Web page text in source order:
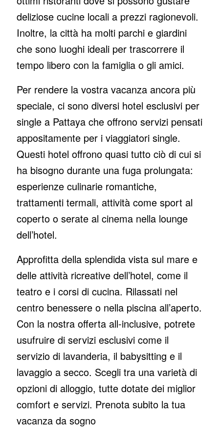
deliziose cucine locali a prezzi ragionevoli.
Inoltre, la città ha molti parchi e giardini
che sono luoghi ideali per trascorrere il
tempo libero con la famiglia o gli amici.
Per rendere la vostra vacanza ancora più
speciale, ci sono diversi hotel esclusivi per
single a Pattaya che offrono servizi pensati
appositamente per i viaggiatori single.
Questi hotel offrono quasi tutto ciò di cui si
ha bisogno durante una fuga prolungata:
esperienze culinarie romantiche,
trattamenti termali, attività come sport al
coperto o serate al cinema nella lounge
dell’hotel.
Approfitta della splendida vista sul mare e
delle attività ricreative dell’hotel, come il
teatro e i corsi di cucina. Rilassati nel
centro benessere o nella piscina all’aperto.
Con la nostra offerta all-inclusive, potrete
usufruire di servizi esclusivi come il
servizio di lavanderia, il babysitting e il
lavaggio a secco. Scegli tra una varietà di
opzioni di alloggio, tutte dotate dei miglior
comfort e servizi. Prenota subito la tua
vacanza da sogno